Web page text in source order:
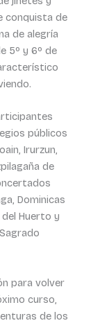
conquista de
de alegría
5º y 6º de
públicos
Irurzun,
de
Dominicas
del Huerto y
para volver
curso,
de los